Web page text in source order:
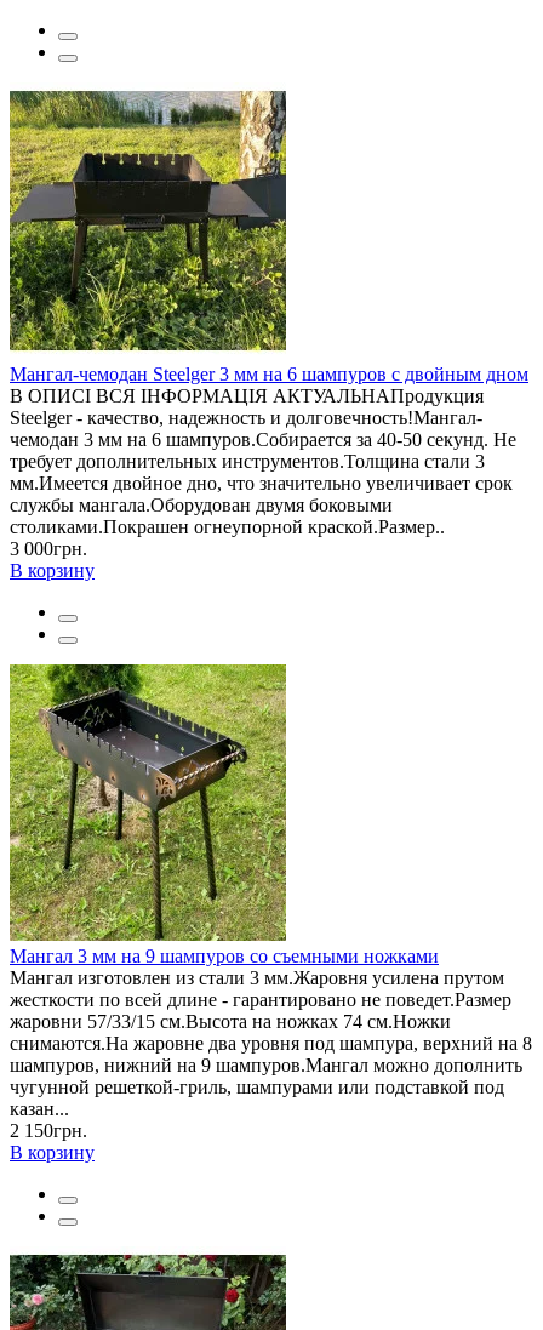
Мангал-чемодан Steelger 3 мм на 6 шампуров с двойным дном
В ОПИСІ ВСЯ ІНФОРМАЦІЯ АКТУАЛЬНАПродукция
Steelger - качество, надежность и долговечность!Мангал-
чемодан 3 мм на 6 шампуров.Собирается за 40-50 секунд. Не
требует дополнительных инструментов.Толщина стали 3
мм.Имеется двойное дно, что значительно увеличивает срок
службы мангала.Оборудован двумя боковыми
столиками.Покрашен огнеупорной краской.Размер..
3 000грн.
В корзину
Мангал 3 мм на 9 шампуров со съемными ножками
Мангал изготовлен из стали 3 мм.Жаровня усилена прутом
жесткости по всей длине - гарантировано не поведет.Размер
жаровни 57/33/15 см.Высота на ножках 74 см.Ножки
снимаются.На жаровне два уровня под шампура, верхний на 8
шампуров, нижний на 9 шампуров.Мангал можно дополнить
чугунной решеткой-гриль, шампурами или подставкой под
казан...
2 150грн.
В корзину